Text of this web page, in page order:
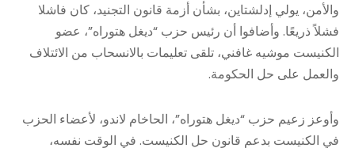
والأمن، يولي إدلشتاين، بشأن أزمة قانون التجنيد، كان فاشلا
فشلاً ذريعًا. وأضافوا أن رئيس حزب “ديغل هتوراه”، عضو
الكنيست موشيه غافني، تلقى تعليمات بالانسحاب من الائتلاف
والعمل على حل الحكومة.
وأوعز زعيم حزب “ديغل هتوراه”، الحاخام لاندو، لأعضاء الحزب
في الكنيست بدعم قانون حل الكنيست. في الوقت نفسه،